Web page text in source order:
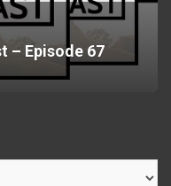
– Episode 67